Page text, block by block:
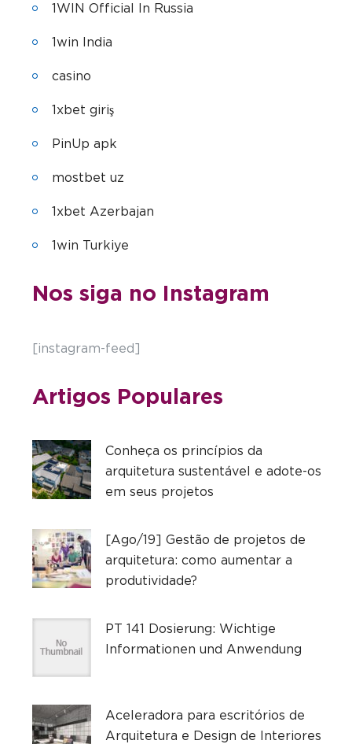
1WIN Official In Russia
1win India
casino
1xbet giriş
PinUp apk
mostbet uz
1xbet Azerbajan
1win Turkiye
Nos siga no Instagram
[instagram-feed]
Artigos Populares
Conheça os princípios da
arquitetura sustentável e adote-os
em seus projetos
[Ago/19] Gestão de projetos de
arquitetura: como aumentar a
produtividade?
PT 141 Dosierung: Wichtige
Informationen und Anwendung
Aceleradora para escritórios de
Arquitetura e Design de Interiores